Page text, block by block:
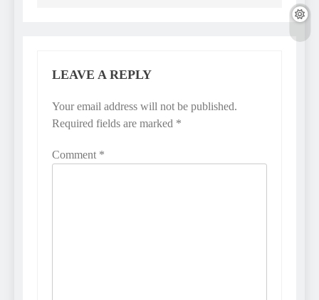
LEAVE A REPLY
Your email address will not be published.
Required fields are marked *
Comment *